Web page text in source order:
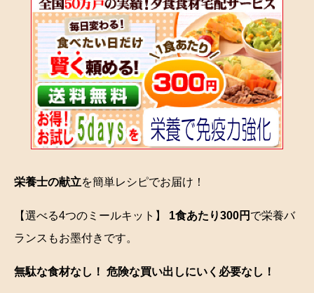
栄養士の献立を簡単レシピでお届け！
【選べる4つのミールキット】 1食あたり300円 で栄養バ
ランスもお墨付きです。
無駄な食材なし！ 危険な買い出しにいく必要なし！